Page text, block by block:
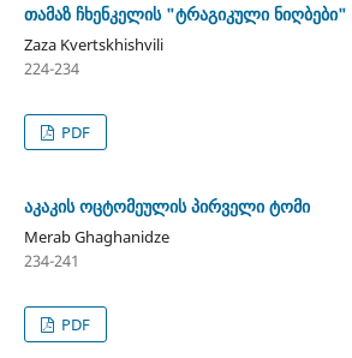
თამაზ ჩხენკელის "ტრაგიკული ნიღბები"
Zaza Kvertskhishvili
224-234
PDF
აკაკის ოცტომეულის პირველი ტომი
Merab Ghaghanidze
234-241
PDF